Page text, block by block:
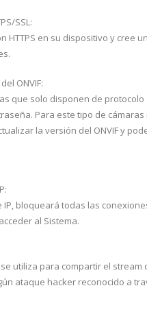
SSL:
HTTPS en su dispositivo y cree
ONVIF:
que solo disponen de
Para este tipo de
la versión del ONVIF y
IP, bloqueará todas las
al Sistema.
utiliza para compartir el
ataque hacker reconocido a